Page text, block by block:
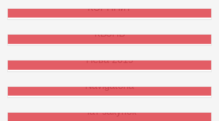
КЭРППиТ
КВЗПБ
Нева 2019
Navigatoria
Чат закупок